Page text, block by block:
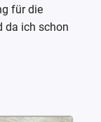
für die
da ich schon